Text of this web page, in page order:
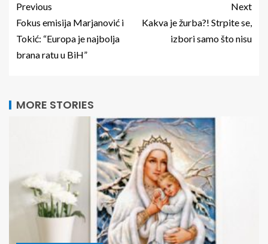
Previous
Fokus emisija Marjanović i
Tokić: “Europa je najbolja
brana ratu u BiH”
Next
Kakva je žurba?! Strpite se,
izbori samo što nisu
MORE STORIES